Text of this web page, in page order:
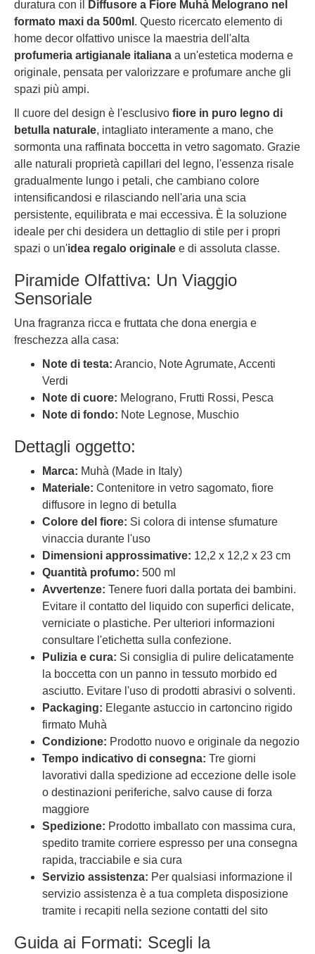
duratura con il
Diffusore a Fiore Muhà Melograno nel
formato maxi da 500ml . Questo ricercato elemento di
home decor olfattivo unisce la maestria dell'alta
profumeria artigianale italiana a un'estetica moderna e
originale, pensata per valorizzare e profumare anche gli
spazi più ampi.
Il cuore del design è l'esclusivo fiore in puro legno di
betulla naturale, intagliato interamente a mano, che
sormonta una raffinata boccetta in vetro sagomato. Grazie
alle naturali proprietà capillari del legno, l'essenza risale
gradualmente lungo i petali, che cambiano colore
intensificandosi e rilasciando nell'aria una scia
persistente, equilibrata e mai eccessiva. È la soluzione
ideale per chi desidera un dettaglio di stile per i propri
spazi o un'idea regalo originale e di assoluta classe.
Piramide Olfattiva: Un Viaggio
Sensoriale
Una fragranza ricca e fruttata che dona energia e
freschezza alla casa:
Note di testa: Arancio, Note Agrumate, Accenti
Verdi
Note di cuore: Melograno, Frutti Rossi, Pesca
Note di fondo: Note Legnose, Muschio
Dettagli oggetto:
Marca: Muhà (Made in Italy)
Materiale: Contenitore in vetro sagomato, fiore
diffusore in legno di betulla
Colore del fiore: Si colora di intense sfumature
vinaccia durante l'uso
Dimensioni approssimative: 12,2 x 12,2 x 23 cm
Quantità profumo: 500 ml
Avvertenze: Tenere fuori dalla portata dei bambini.
Evitare il contatto del liquido con superfici delicate,
verniciate o plastiche. Per ulteriori informazioni
consultare l'etichetta sulla confezione.
Pulizia e cura: Si consiglia di pulire delicatamente
la boccetta con un panno in tessuto morbido ed
asciutto. Evitare l'uso di prodotti abrasivi o solventi.
Packaging: Elegante astuccio in cartoncino rigido
firmato Muhà
Condizione: Prodotto nuovo e originale da negozio
Tempo indicativo di consegna: Tre giorni
lavorativi dalla spedizione ad eccezione delle isole
o destinazioni periferiche, salvo cause di forza
maggiore
Spedizione: Prodotto imballato con massima cura,
spedito tramite corriere espresso per una consegna
rapida, tracciabile e sia cura
Servizio assistenza: Per qualsiasi informazione il
servizio assistenza è a tua completa disposizione
tramite i recapiti nella sezione contatti del sito
Guida ai Formati: Scegli la